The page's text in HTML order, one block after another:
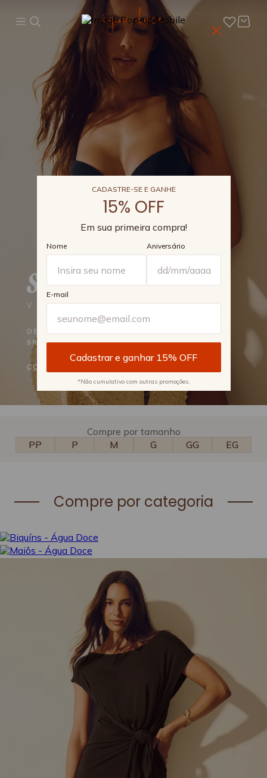
CADASTRE-SE E GANHE
15% OFF
Em sua primeira compra!
Nome Aniversário
E-mail
*Não cumulativo com outras promoções.
Compre por tamanho
PP
P M G GG EG
Compre por categoria